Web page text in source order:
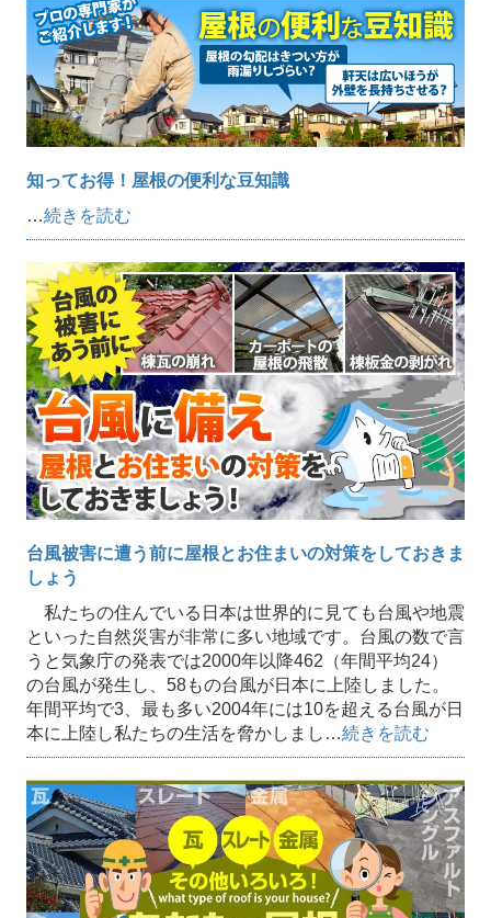
知ってお得！屋根の便利な豆知識
…続きを読む
台風被害に遭う前に屋根とお住まいの対策をしておきま
しょう
私たちの住んでいる日本は世界的に見ても台風や地震
といった自然災害が非常に多い地域です。台風の数で言
うと気象庁の発表では2000年以降462（年間平均24）
の台風が発生し、58もの台風が日本に上陸しました。
年間平均で3、最も多い2004年には10を超える台風が日
本に上陸し私たちの生活を脅かしまし…続きを読む